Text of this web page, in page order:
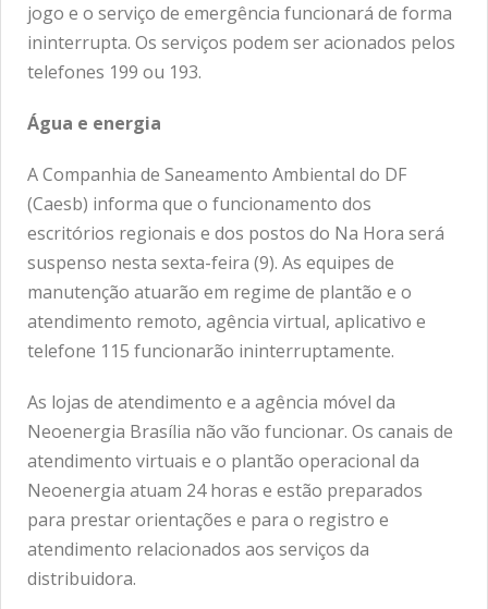
jogo e o serviço de emergência funcionará de forma
ininterrupta. Os serviços podem ser acionados pelos
telefones 199 ou 193.
Água e energia
A Companhia de Saneamento Ambiental do DF
(Caesb) informa que o funcionamento dos
escritórios regionais e dos postos do Na Hora será
suspenso nesta sexta-feira (9). As equipes de
manutenção atuarão em regime de plantão e o
atendimento remoto, agência virtual, aplicativo e
telefone 115 funcionarão ininterruptamente.
As lojas de atendimento e a agência móvel da
Neoenergia Brasília não vão funcionar. Os canais de
atendimento virtuais e o plantão operacional da
Neoenergia atuam 24 horas e estão preparados
para prestar orientações e para o registro e
atendimento relacionados aos serviços da
distribuidora.